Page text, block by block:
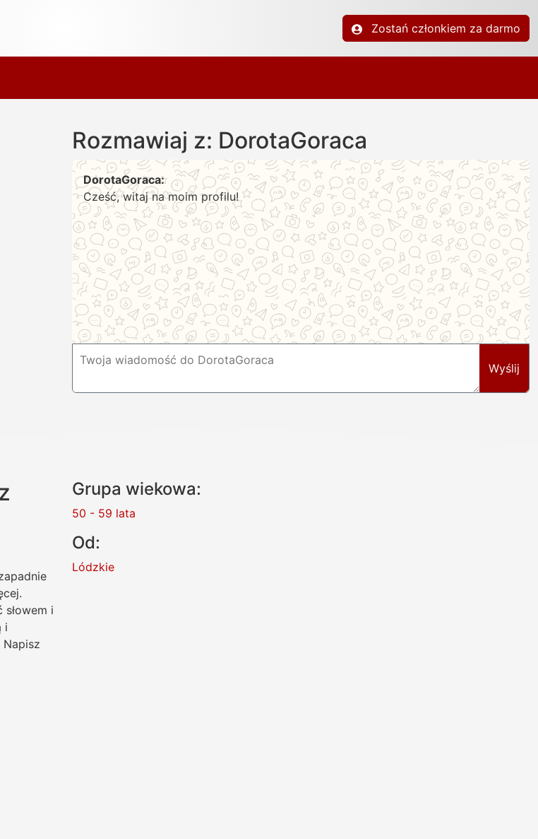
Zostań członkiem za darmo
Rozmawiaj z: DorotaGoraca
DorotaGoraca:
Cześć, witaj na moim profilu!
Wyślij
i
i
Grupa wiekowa:
50 - 59 lata
Od:
Lódzkie